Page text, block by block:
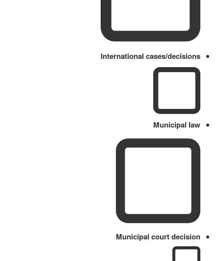
International cases/decisions
Municipal law
Municipal court decision